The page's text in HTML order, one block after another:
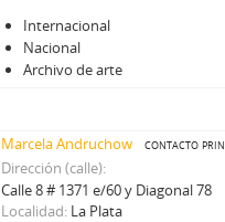
Internacional
Nacional
Archivo de arte
Marcela Andruchow
contacto
Dirección (calle)
Calle 8 # 1371 e/60 y Diagonal 78
Localidad La Plata